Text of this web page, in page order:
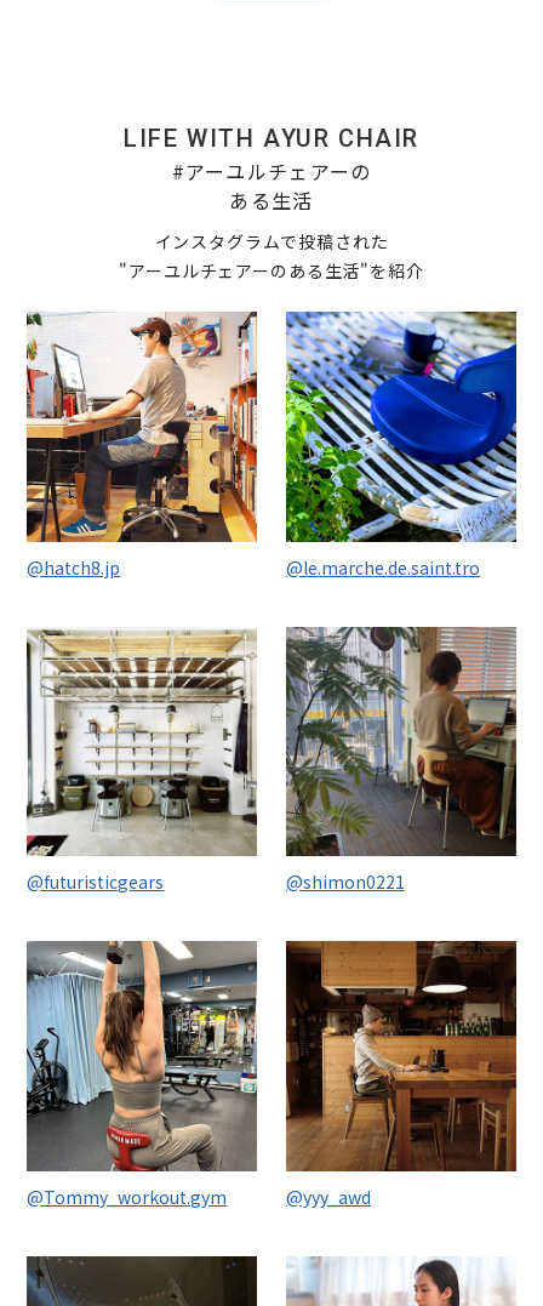
LIFE WITH AYUR CHAIR
#アーユルチェアーの
ある生活
インスタグラムで投稿された
"アーユルチェアーのある生活"を紹介
@hatch8.jp @le.marche.de.saint.tro
@futuristicgears @shimon0221
@Tommy_workout.gym @yyy_awd